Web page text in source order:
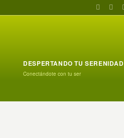
DESPERTANDO TU SERENIDAD
Conectándote con tu ser